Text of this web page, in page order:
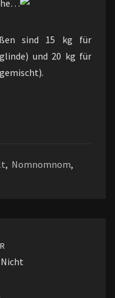
sind 15 kg für
und 20 kg für
, Nomnomnom,
Nicht